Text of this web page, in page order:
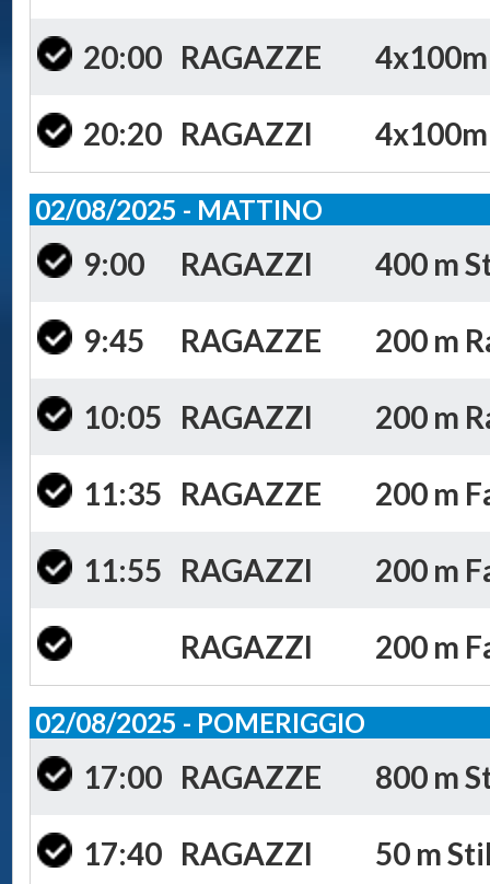
20:00 RAGAZZE
20:20 RAGAZZI
02/08/2025 - MATTINO
9:00 RAGAZZI 400 m
9:45 RAGAZZE 200 m
10:05 RAGAZZI 200 m
11:35 RAGAZZE 200 m
11:55 RAGAZZI 200 m
RAGAZZI 200 m
02/08/2025 - POMERIGGIO
17:00 RAGAZZE 800 m
17:40 RAGAZZI 50 m